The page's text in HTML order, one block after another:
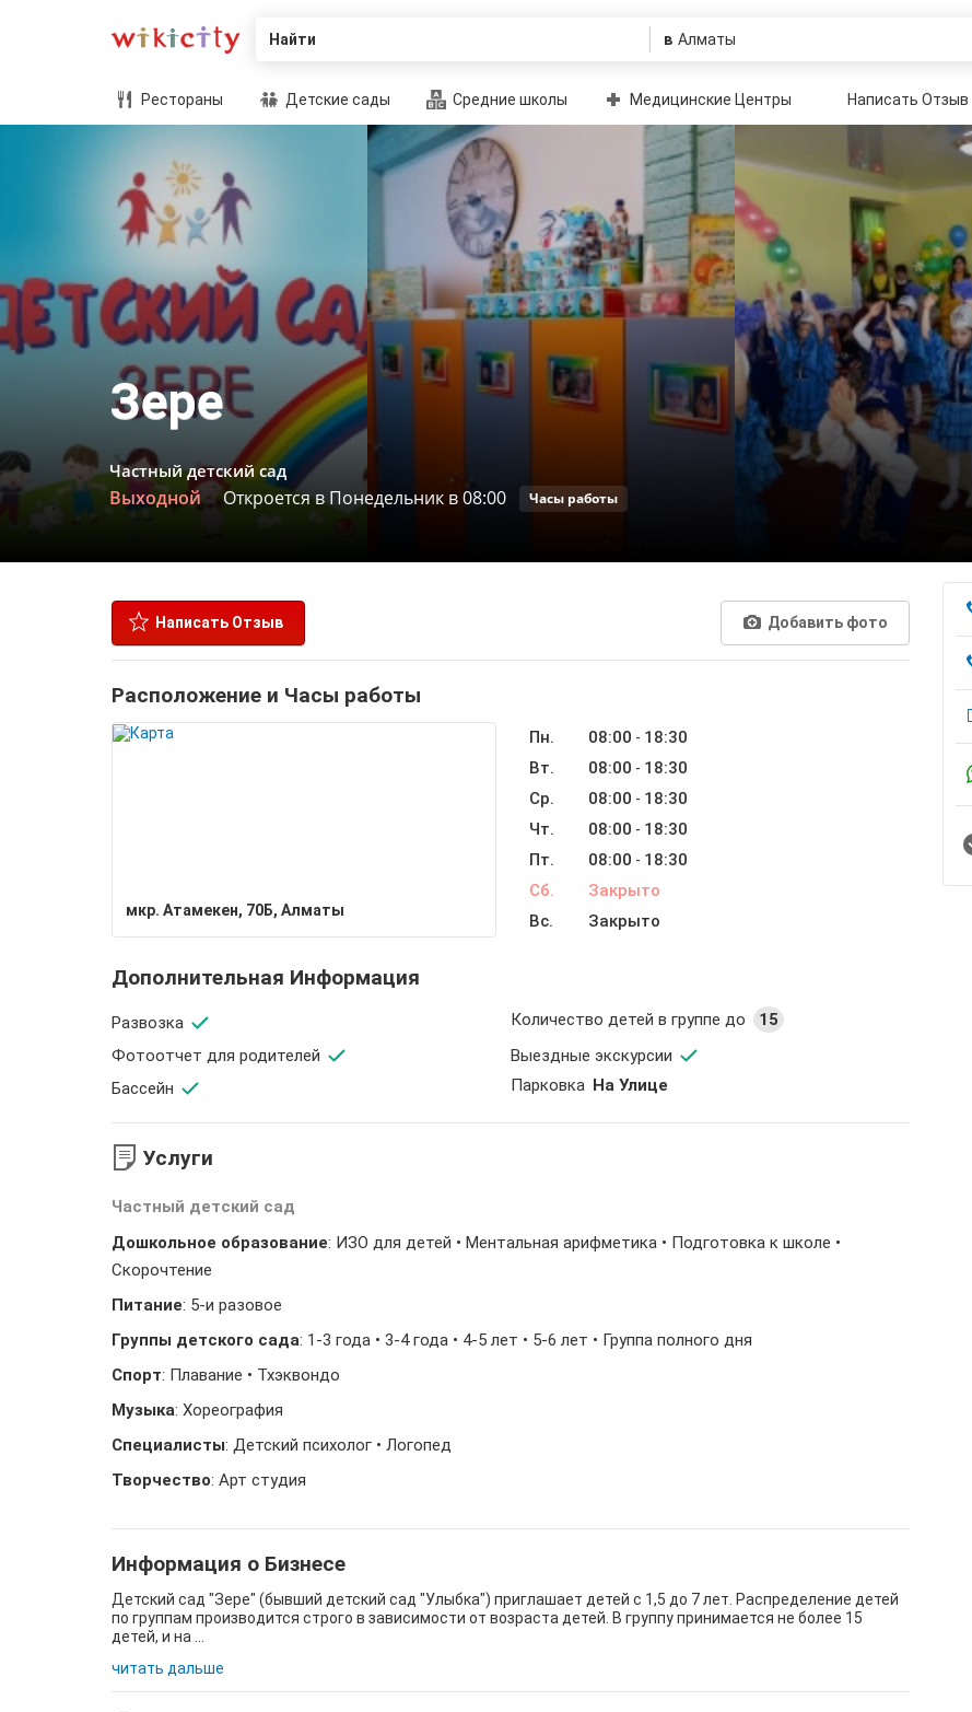
Найти в
Рестораны Детские сады Средние школы Медицинские Центры Написать Отзыв
Зере
Частный детский сад
Выходной Откроется в Понедельник в 08:00 Часы работы
Написать Отзыв Добавить фото
Расположение и Часы работы
мкр. Атамекен, 70Б, Алматы
Пн. 08:00 - 18:30
Вт.
08:00 - 18:30
Ср.
08:00 - 18:30
Чт.
08:00 - 18:30
Пт.
08:00 - 18:30
Сб.
Закрыто
Вс.
Закрыто
Дополнительная Информация
Развозка Количество детей в группе до
15
Фотоотчет для родителей
Выездные экскурсии
Бассейн
Парковка На Улице
Услуги
Частный детский сад
Дошкольное образование: ИЗО для детей • Ментальная арифметика • Подготовка к школе •
Скорочтение
Питание: 5-и разовое
Группы детского сада: 1-3 года • 3-4 года • 4-5 лет • 5-6 лет • Группа полного дня
Спорт: Плавание • Тхэквондо
Музыка: Хореография
Специалисты: Детский психолог • Логопед
Творчество: Арт студия
Информация о Бизнесе
Детский сад "Зере" (бывший детский сад "Улыбка") приглашает детей с 1,5 до 7 лет. Распределение детей
по группам производится строго в зависимости от возраста детей. В группу принимается не более 15
детей, и на ...
читать дальше